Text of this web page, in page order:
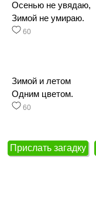
Осенью не увядаю,
Зимой не умираю.
60
Зимой и летом
Одним цветом.
60
Прислать загадку